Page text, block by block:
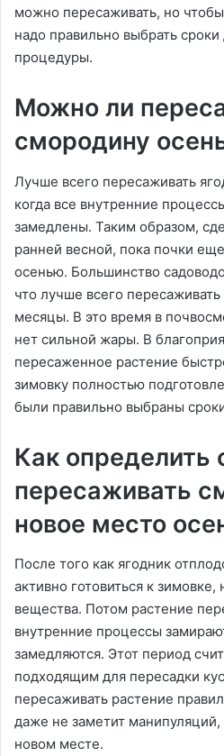
можно пересаживать, но
надо правильно выбрать
процедуры.
Можно ли
смородину
Лучше всего пересаживать
когда все внутренние
замедлены. Таким образом,
ранней весной, пока почки
осенью. Большинство
что лучше всего
месяцы. В это время в
нет сильной жары. В
пересаженное растение
зимовку полностью
были правильно выбраны
Как определить
пересаживать
новое место
После того как ягодник
активно готовиться к
вещества. Потом растение
внутренние процессы
замедляются. Этот период
подходящим для пересадки
пересаживать растение
даже не заметит
новом месте.